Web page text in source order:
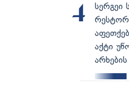
4
სერგეი
აქტი